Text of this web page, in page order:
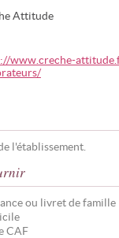
Attitude
www.creche-
l'établissement.
ou livret de famille
CAF